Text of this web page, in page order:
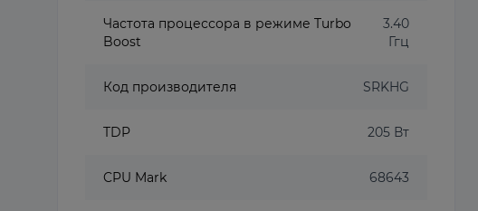
Частота процессора в режиме Turbo
Boost
3.40
Ггц
Код производителя SRKHG
TDP 205 Вт
CPU Mark 68643